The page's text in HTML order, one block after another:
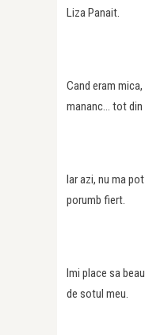
Liza Panait.
Cand eram
mananc… tot din
Iar azi, nu ma
porumb fiert.
Imi place sa
de sotul meu.